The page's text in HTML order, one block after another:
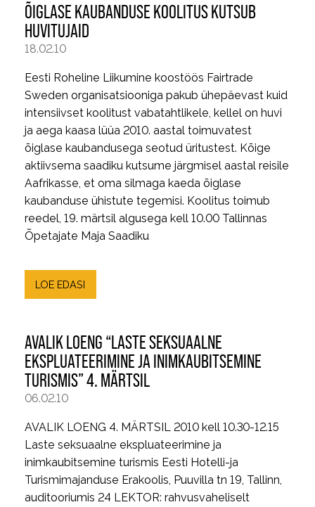
ÕIGLASE KAUBANDUSE KOOLITUS KUTSUB
HUVITUJAID
18.02.10
Eesti Roheline Liikumine koostöös Fairtrade
Sweden organisatsiooniga pakub ühepäevast kuid
intensiivset koolitust vabatahtlikele, kellel on huvi
ja aega kaasa lüüa 2010. aastal toimuvatest
õiglase kaubandusega seotud üritustest. Kõige
aktiivsema saadiku kutsume järgmisel aastal reisile
Aafrikasse, et oma silmaga kaeda õiglase
kaubanduse ühistute tegemisi. Koolitus toimub
reedel, 19. märtsil algusega kell 10.00 Tallinnas
Õpetajate Maja Saadiku
LOE EDASI
AVALIK LOENG “LASTE SEKSUAALNE
EKSPLUATEERIMINE JA INIMKAUBITSEMINE
TURISMIS” 4. MÄRTSIL
06.02.10
AVALIK LOENG 4. MÄRTSIL 2010 kell 10.30-12.15
Laste seksuaalne ekspluateerimine ja
inimkaubitsemine turismis Eesti Hotelli-ja
Turismimajanduse Erakoolis, Puuvilla tn 19, Tallinn,
auditooriumis 24 LEKTOR: rahvusvaheliselt